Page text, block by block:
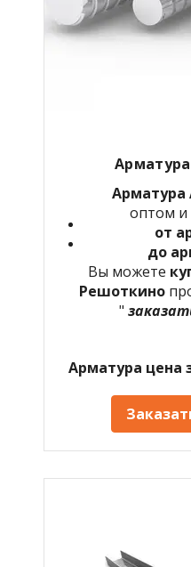
Арматура
оптом и
от
до
Вы можете
Решоткино
"
Арматура цена